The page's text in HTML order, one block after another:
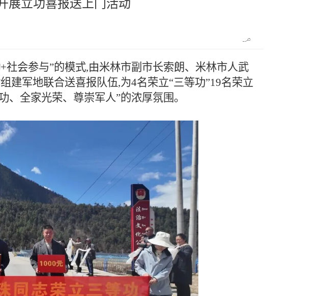
展立功喜报送上门活动
社会参与”的模式,由米林市副市长索朗、米林市人武
建军地联合送喜报队伍,为4名荣立“三等功”19名荣立
全家光荣、尊崇军人”的浓厚氛围。